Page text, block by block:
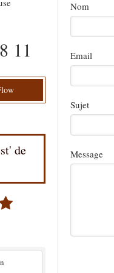
Nom
Email
Sujet
Message
11
de